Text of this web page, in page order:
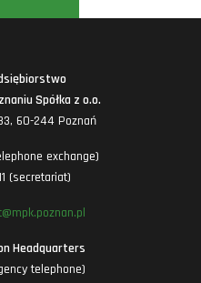
Spółka z o.o.
60-244 Poznań
exchange)
(secretariat)
Headquarters
telephone)